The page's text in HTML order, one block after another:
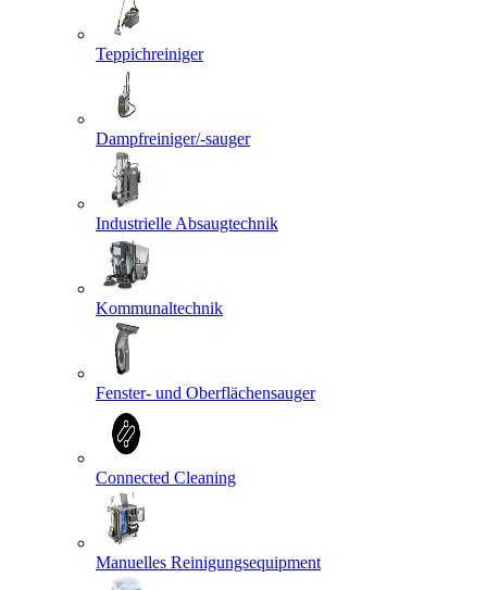
Teppichreiniger
Dampfreiniger/-sauger
Industrielle Absaugtechnik
Kommunaltechnik
Fenster- und Oberflächensauger
Connected Cleaning
Manuelles Reinigungsequipment